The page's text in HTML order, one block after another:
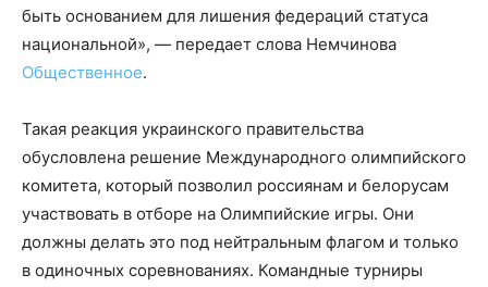
быть основанием для лишения федераций статуса
национальной», — передает слова Немчинова
Общественное.
Такая реакция украинского правительства
обусловлена решение Международного олимпийского
комитета, который позволил россиянам и белорусам
участвовать в отборе на Олимпийские игры. Они
должны делать это под нейтральным флагом и только
в одиночных соревнованиях. Командные турниры